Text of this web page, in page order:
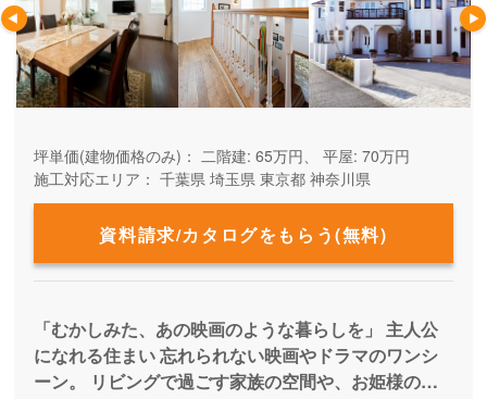
坪単価(建物価格のみ)： 二階建: 65万円、 平屋: 70万円
施工対応エリア： 千葉県 埼玉県 東京都 神奈川県
資料請求/カタログをもらう(無料)
「むかしみた、あの映画のような暮らしを」 主人公
になれる住まい 忘れられない映画やドラマのワンシ
ーン。 リビングで過ごす家族の空間や、お姫様のよ